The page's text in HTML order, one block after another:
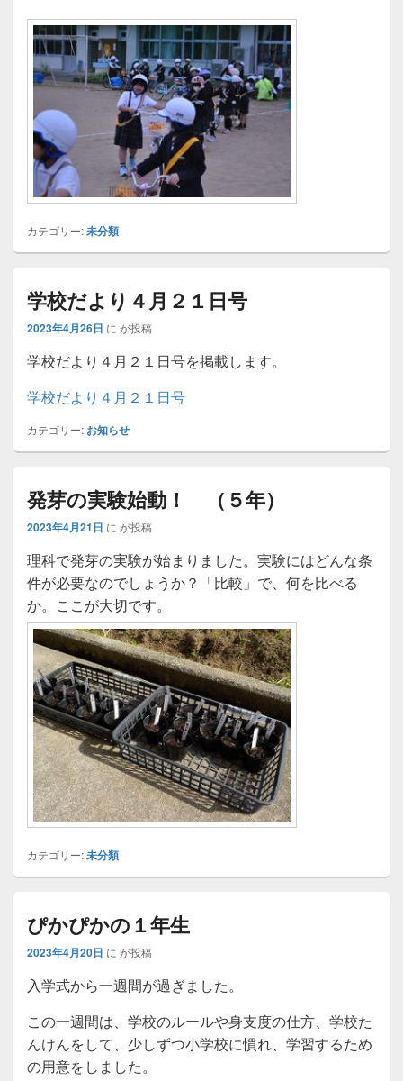
カテゴリー:未分類
学校だより４月２１日号
2023年4月26日 に が投稿
学校だより４月２１日号を掲載します。
学校だより４月２１日号
カテゴリー: お知らせ
発芽の実験始動！ （５年）
2023年4月21日 に が投稿
理科で発芽の実験が始まりました。実験にはどんな条
件が必要なのでしょうか？「比較」で、何を比べる
か。ここが大切です。
カテゴリー:未分類
ぴかぴかの１年生
2023年4月20日 に が投稿
入学式から一週間が過ぎました。
この一週間は、学校のルールや身支度の仕方、学校た
んけんをして、少しずつ小学校に慣れ、学習するため
の用意をしました。